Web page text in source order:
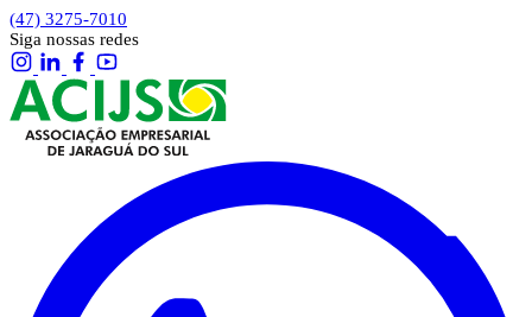
(47) 3275-7010
Siga nossas redes